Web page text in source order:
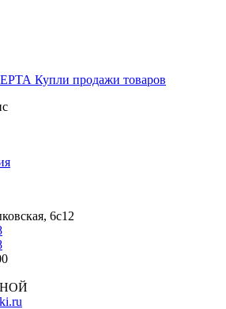
Купли продажи товаров
6с12